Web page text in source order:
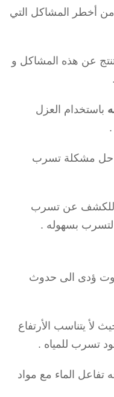
أخطر المشاكل التي
عن هذه المشاكل و
باستخدام العزل
حل مشكلة تسرب
للكشف عن تسرب
لتسرب بسهوله .
ؤدى الى حدوث
لأ يتناسب الأرتفاع
تسرب للمياه .
تفاعل الماء مع مواد